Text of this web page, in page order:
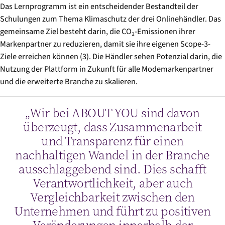
Das Lernprogramm ist ein entscheidender Bestandteil der
Schulungen zum Thema Klimaschutz der drei Onlinehändler. Das
gemeinsame Ziel besteht darin, die CO₂-Emissionen ihrer
Markenpartner zu reduzieren, damit sie ihre eigenen Scope-3-
Ziele erreichen können (3). Die Händler sehen Potenzial darin, die
Nutzung der Plattform in Zukunft für alle Modemarkenpartner
und die erweiterte Branche zu skalieren.
„Wir bei ABOUT YOU sind davon
überzeugt, dass Zusammenarbeit
und Transparenz für einen
nachhaltigen Wandel in der Branche
ausschlaggebend sind. Dies schafft
Verantwortlichkeit, aber auch
Vergleichbarkeit zwischen den
Unternehmen und führt zu positiven